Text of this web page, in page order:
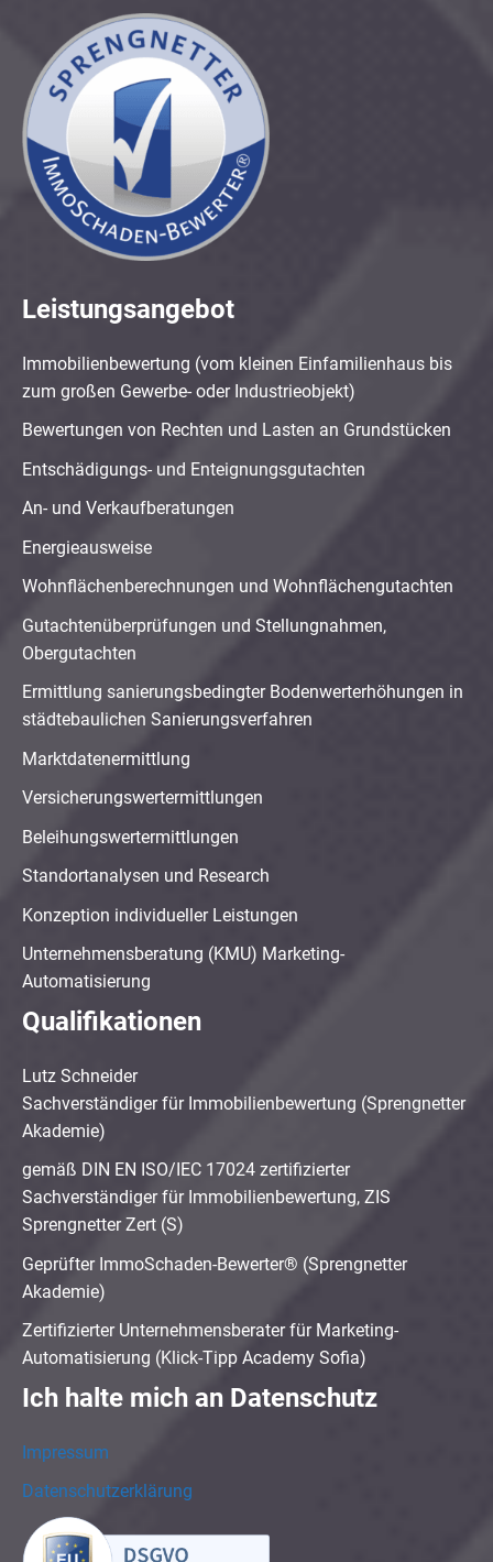
Leistungsangebot
Immobilienbewertung (vom kleinen Einfamilienhaus bis
zum großen Gewerbe- oder Industrieobjekt)
Bewertungen von Rechten und Lasten an Grundstücken
Entschädigungs- und Enteignungsgutachten
An- und Verkaufberatungen
Energieausweise
Wohnflächenberechnungen und Wohnflächengutachten
Gutachtenüberprüfungen und Stellungnahmen,
Obergutachten
Ermittlung sanierungsbedingter Bodenwerterhöhungen in
städtebaulichen Sanierungsverfahren
Marktdatenermittlung
Versicherungswertermittlungen
Beleihungswertermittlungen
Standortanalysen und Research
Konzeption individueller Leistungen
Unternehmensberatung (KMU) Marketing-
Automatisierung
Qualifikationen
Lutz Schneider
Sachverständiger für Immobilienbewertung (Sprengnetter
Akademie)
gemäß DIN EN ISO/IEC 17024 zertifizierter
Sachverständiger für Immobilienbewertung, ZIS
Sprengnetter Zert (S)
Geprüfter ImmoSchaden-Bewerter® (Sprengnetter
Akademie)
Zertifizierter Unternehmensberater für Marketing-
Automatisierung (Klick-Tipp Academy Sofia)
Ich halte mich an Datenschutz
Impressum
Datenschutzerklärung